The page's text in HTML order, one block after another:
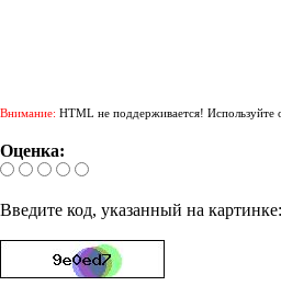
Внимание: HTML не поддерживается! Используйте
Оценка:
Введите код, указанный на картинке: